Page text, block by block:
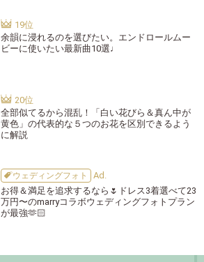
余韻に浸れるのを選びたい。エンドロールムー
ビーに使いたい最新曲10選♩
全部似てるから混乱！「白い花びら＆真ん中が
黄色」の代表的な５つのお花を区別できるよう
に解説
ウェディングフォト
お得＆満足を追求するなら🌷ドレス3着選べて23
万円〜のmarryコラボウェディングフォトプラン
が最強🫶🏻